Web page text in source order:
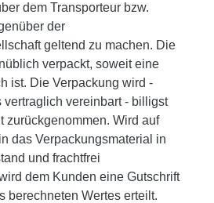
dem Transporteur bzw.
der
geltend zu machen. Die
verpackt, soweit eine
ist. Die Verpackung wird -
vertraglich vereinbart - billigst
zurückgenommen. Wird auf
das Verpackungsmaterial in
und frachtfrei
dem Kunden eine Gutschrift
berechneten Wertes erteilt.